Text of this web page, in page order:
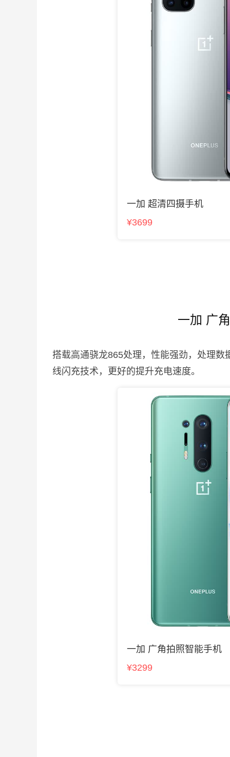
一加 超清四摄手机
¥3699
一加 广
搭载高通骁龙865处理，性能强劲，处理
线闪充技术，更好的提升充电速度。
一加 广角拍照智能手机
¥3299